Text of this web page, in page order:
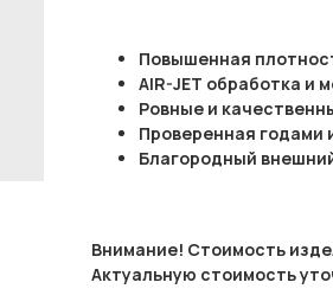
Повышенная
AIR-JET обработка и
Ровные и
Проверенная годами
Благородный
Внимание! Стоимость
Актуальную стоимость